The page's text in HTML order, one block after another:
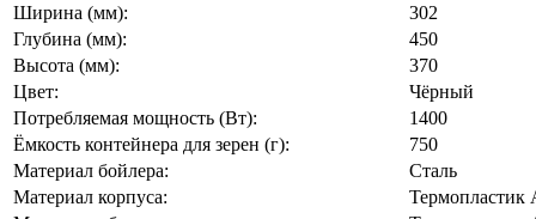
Ширина (мм):
302
Глубина (мм):
450
Высота (мм):
370
Цвет:
Чёрный
Потребляемая мощность (Вт):
1400
Ёмкость контейнера для зерен (г):
750
Материал бойлера:
Сталь
Материал корпуса:
Термопластик